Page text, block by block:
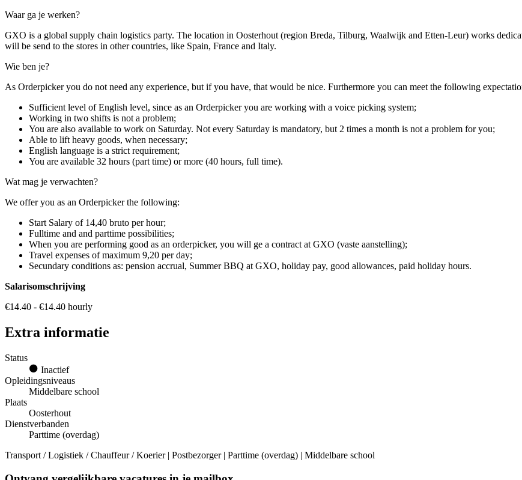
Waar ga je werken?
GXO is a global supply chain logistics party. The location in Oosterhout (region Breda, Tilburg, Waalwijk and Etten-Leur) works
will be send to the stores in other countries, like Spain, France and Italy.
Wie ben je?
As Orderpicker you do not need any experience, but if you have, that would be nice. Furthermore you can meet the following
Sufficient level of English level, since as an Orderpicker you are working with a voice picking system;
Working in two shifts is not a problem;
You are also available to work on Saturday. Not every Saturday is mandatory, but 2 times a month is not a problem for you;
Able to lift heavy goods, when necessary;
English language is a strict requirement;
You are available 32 hours (part time) or more (40 hours, full time).
Wat mag je verwachten?
We offer you as an Orderpicker the following:
Start Salary of 14,40 bruto per hour;
Fulltime and and parttime possibilities;
When you are performing good as an orderpicker, you will ge a contract at GXO (vaste aanstelling);
Travel expenses of maximum 9,20 per day;
Secundary conditions as: pension accrual, Summer BBQ at GXO, holiday pay, good allowances, paid holiday hours.
Salarisomschrijving
€14.40 - €14.40 hourly
Extra informatie
Status
Inactief
Opleidingsniveaus
Middelbare school
Plaats
Oosterhout
Dienstverbanden
Parttime (overdag)
Transport / Logistiek / Chauffeur / Koerier | Postbezorger | Parttime (overdag) | Middelbare school